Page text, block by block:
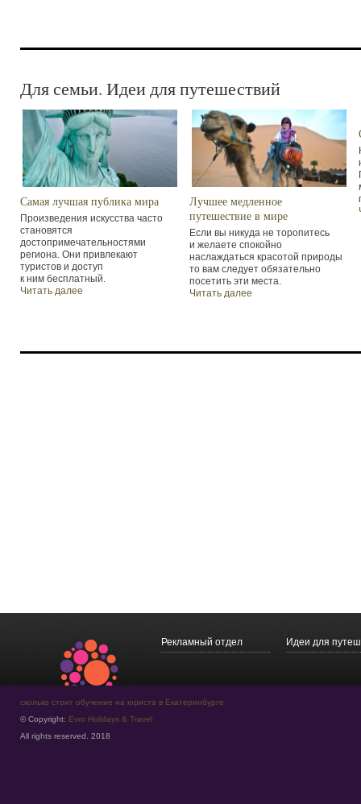
Для семьи. Идеи для путешествий
Самая лучшая публика мира
Произведения искусства часто
становятся
достопримечательностями
региона. Они привлекают
туристов и доступ
к ним бесплатный.
Читать далее
Лучшее медленное
путешествие в мире
Если вы никуда не торопитесь
и желаете спокойно
наслаждаться красотой природы
то вам следует обязательно
посетить эти места.
Читать далее
Рекламный отдел Идеи для
сколько стоит обучение на юриста в Екатеринбурге
© Copyright: Evro Holidays & Travel
All rights reserved. 2018